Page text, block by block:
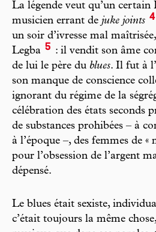
La légende veut qu’un certain
musicien errant de juke joints 4
un soir d’ivresse mal
Legba 5 : il vendit son âme
de lui le père du blues. Il fut à
son manque de conscience
ignorant du régime de la
célébration des états seconds
de substances prohibées – à
à l’époque –, des femmes de «
pour l’obsession de l’argent
dépensé.
Le blues était sexiste,
c’était toujours la même